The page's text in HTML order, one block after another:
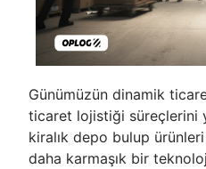
Günümüzün dinamik
ticaret lojistiği süreçlerini
kiralık depo bulup
daha karmaşık bir